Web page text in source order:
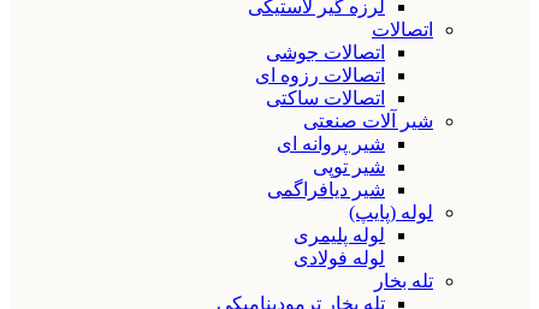
لرزه گیر لاستیکی
اتصالات
اتصالات جوشی
اتصالات رزوه ای
اتصالات ساکتی
شیر آلات صنعتی
شیر پروانه ای
شیر توپی
شیر دیافراگمی
لوله (پایپ)
لوله پلیمری
لوله فولادی
تله بخار
تله بخار ترمودینامیکی